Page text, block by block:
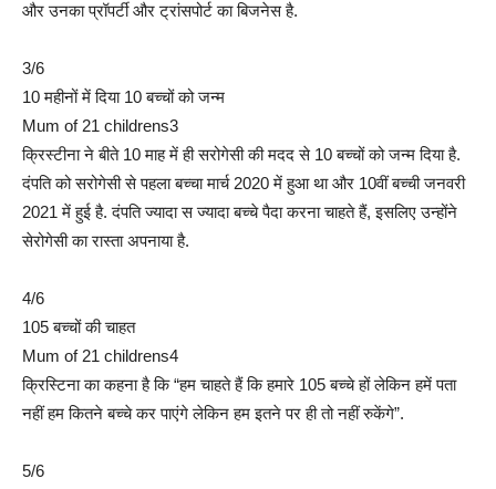
और उनका प्रॉपर्टी और ट्रांसपोर्ट का बिजनेस है.
3/6
10 महीनों में दिया 10 बच्चों को जन्म
Mum of 21 childrens3
क्रिस्टीना ने बीते 10 माह में ही सरोगेसी की मदद से 10 बच्चों को जन्म दिया है.
दंपति को सरोगेसी से पहला बच्चा मार्च 2020 में हुआ था और 10वीं बच्ची जनवरी
2021 में हुई है. दंपति ज्यादा स ज्यादा बच्चे पैदा करना चाहते हैं, इसलिए उन्होंने
सेरोगेसी का रास्ता अपनाया है.
4/6
105 बच्चों की चाहत
Mum of 21 childrens4
क्रिस्टिना का कहना है कि “हम चाहते हैं कि हमारे 105 बच्चे हों लेकिन हमें पता
नहीं हम कितने बच्चे कर पाएंगे लेकिन हम इतने पर ही तो नहीं रुकेंगे”.
5/6